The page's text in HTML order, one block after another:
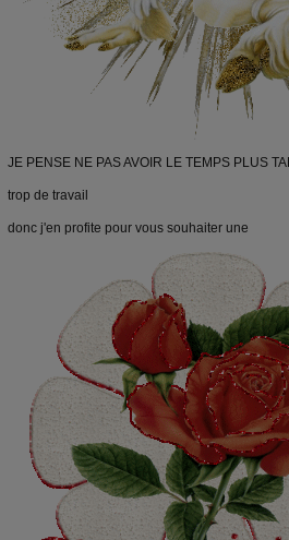
JE PENSE NE PAS AVOIR LE TEMPS PLUS
trop de travail
donc j'en profite pour vous souhaiter une